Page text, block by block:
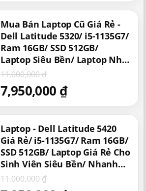
Mua Bán Laptop Cũ Giá Rẻ -
Dell Latitude 5320/ i5-1135G7/
Ram 16GB/ SSD 512GB/
Laptop Siêu Bền/ Laptop Nhỏ
Gọn Nhẹ Giá Rẻ/ Doanh
Nhân/ Sang Đẹp
11,000,000₫
7,950,000 ₫
Laptop - Dell Latitude 5420
Giá Rẻ/ i5-1135G7/ Ram 16GB/
SSD 512GB/ Laptop Giá Rẻ Cho
Sinh Viên Siêu Bền/ Nhanh
Mượt/ Laptop Cao Cấp
11,000,000₫